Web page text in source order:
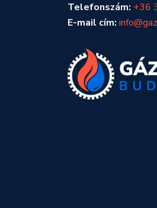
Telefonszám: +36
E-mail cím: